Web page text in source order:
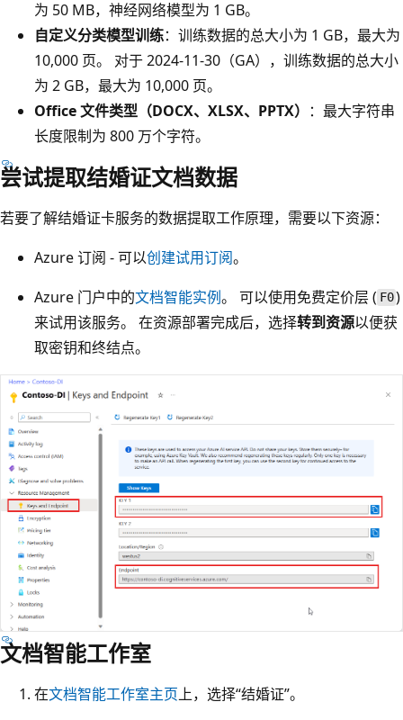
为 50 MB，神经网络模型为 1 GB。
自定义分类模型训练：训练数据的总大小为 1 GB，最大为
10,000 页。 对于 2024-11-30（GA），训练数据的总大小
为 2 GB，最大为 10,000 页。
Office 文件类型（DOCX、XLSX、PPTX） ：最大字符串
长度限制为 800 万个字符。
尝试提取结婚证文档数据
若要了解结婚证卡服务的数据提取工作原理，需要以下资源：
Azure 订阅 - 可以创建试用订阅。
Azure 门户中的文档智能实例。 可以使用免费定价层 ( F0)
来试用该服务。 在资源部署完成后，选择转到资源以便获
取密钥和终结点。
文档智能工作室
在文档智能工作室主页上，选择“结婚证”。